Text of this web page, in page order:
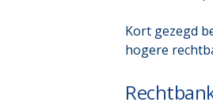
Kort gezegd
hogere